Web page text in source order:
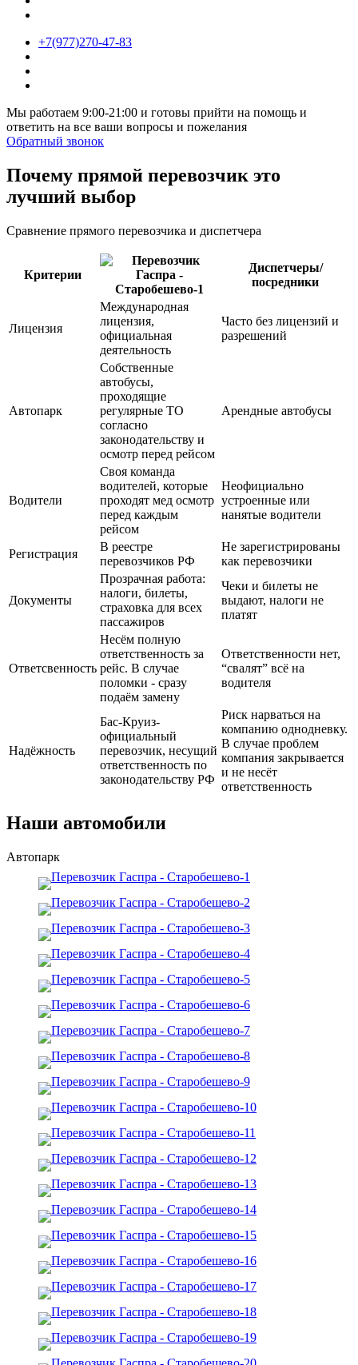
+7(977)270-47-83
Мы работаем 9:00-21:00 и готовы прийти на помощь и
ответить на все ваши вопросы и пожелания
Обратный звонок
Почему прямой перевозчик это
лучший выбор
Сравнение прямого перевозчика и диспетчера
Критерии
Диспетчеры/
посредники
Лицензия
Международная
лицензия,
официальная
деятельность
Часто без лицензий и
разрешений
Автопарк
Собственные
автобусы,
проходящие
регулярные ТО
согласно
законодательству и
осмотр перед рейсом
Арендные автобусы
Водители
Своя команда
водителей, которые
проходят мед осмотр
перед каждым
рейсом
Неофициально
устроенные или
нанятые водители
Регистрация
В реестре
перевозчиков РФ
Не зарегистрированы
как перевозчики
Документы
Прозрачная работа:
налоги, билеты,
страховка для всех
пассажиров
Чеки и билеты не
выдают, налоги не
платят
Ответсвенность
Несём полную
ответственность за
рейс. В случае
поломки - сразу
подаём замену
Ответственности нет,
“свалят” всё на
водителя
Надёжность
Бас-Круиз-
официальный
перевозчик, несущий
ответственность по
законодательству РФ
Риск нарваться на
компанию однодневку.
В случае проблем
компания закрывается
и не несёт
ответственность
Наши автомобили
Автопарк